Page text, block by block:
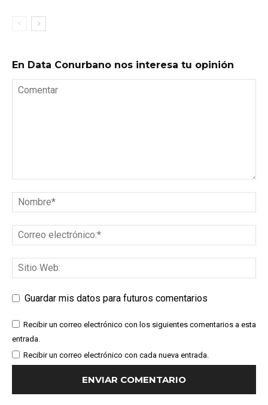
En Data Conurbano nos interesa tu opinión
Guardar mis datos para futuros comentarios
Recibir un correo electrónico con los siguientes comentarios a esta
entrada.
Recibir un correo electrónico con cada nueva entrada.